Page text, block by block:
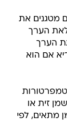
מטגנים את
הערך
הערך
אם הוא
זית או
מתאים, לפי